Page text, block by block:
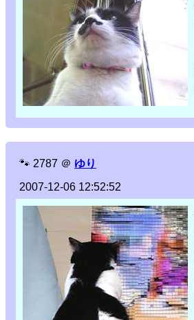
🐾 2787 ＠ ゆり
2007-12-06 12:52:52